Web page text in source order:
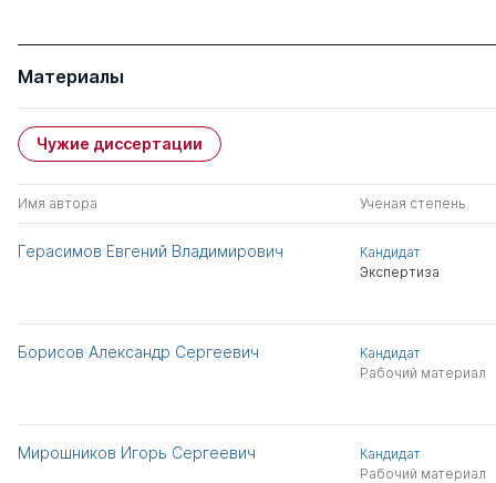
Материалы
Чужие диссертации
Имя автора Ученая степень
Герасимов Евгений Владимирович
Кандидат
Экспертиза
Борисов Александр Сергеевич
Кандидат
Рабочий материал
Мирошников Игорь Сергеевич
Кандидат
Рабочий материал